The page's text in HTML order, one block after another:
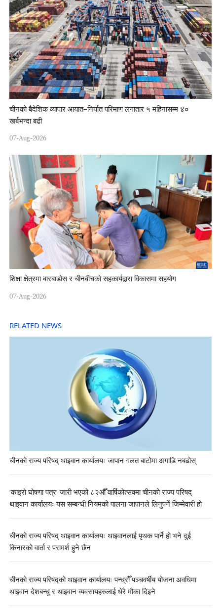
चीनको बैदेशिक व्यापार आयात–निर्यात परिमाण लगातार ५ महिनासम्म ४०
खर्बभन्दा बढी
07-Aug-2026
शिक्षा क्षेत्रमा बारबाडोस र चीनबीचको सहकार्यद्वारा विकासमा सहयोग
07-Aug-2026
RELATED NEWS
चीनको राज्य परिषद् थाइवान कार्यालयः जापान गलत बाटोमा अगाडि नबढोस्
‘काइरो घोषणा पत्र’ जारी भएको ८२औँ वार्षिकोत्सवमा चीनको राज्य परिषद्
थाइवान कार्यालयः यस सम्बन्धी नियमको पालना जापानले लिनुपर्ने जिम्मेवारी हो
चीनको राज्य परिषद् थाइवान कार्यालयः थाइवानलाई पृथक पार्ने हो भने दुई
किनारको वार्ता र परामर्श हुने छैन
चीनको राज्य परिषद्को थाइवान कार्यालयः पन्ध्रौँ पञ्चवर्षीय योजना अवधिमा
थाइवान देशबन्धु र थाइवान व्यवसायहरुलाई धेरै मौका दिइने